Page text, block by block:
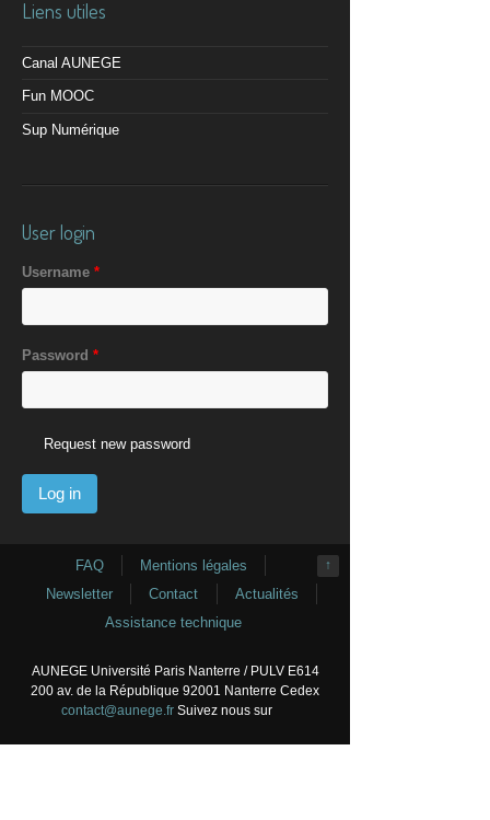
Liens utiles
Canal AUNEGE
Fun MOOC
Sup Numérique
User login
Username *
Password *
Request new password
↑
FAQ
Mentions légales
Newsletter
Contact
Actualités
Assistance technique
AUNEGE Université Paris Nanterre / PULV E614
200 av. de la République 92001 Nanterre Cedex
contact@aunege.frSuivez nous sur